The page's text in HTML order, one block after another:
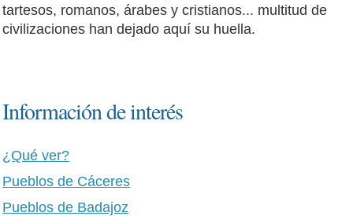
tartesos, romanos, árabes y cristianos... multitud de
civilizaciones han dejado aquí su huella.
Información de interés
¿Qué ver?
Pueblos de Cáceres
Pueblos de Badajoz